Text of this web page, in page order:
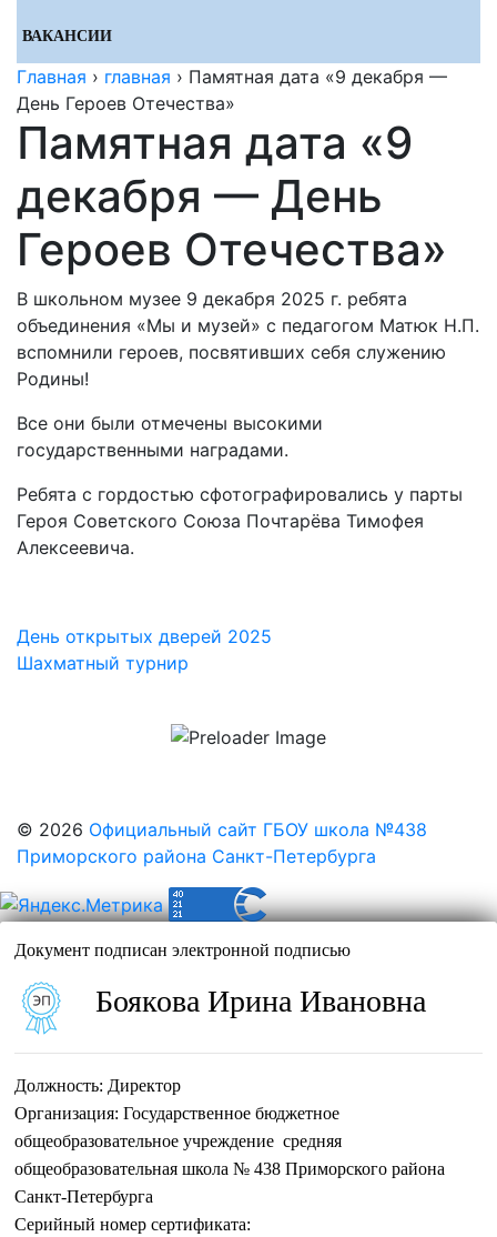
ВАКАНСИИ
Главная › главная › Памятная дата «9 декабря —
День Героев Отечества»
Памятная дата «9
декабря — День
Героев Отечества»
В школьном музее 9 декабря 2025 г. ребята
объединения «Мы и музей» с педагогом Матюк Н.П.
вспомнили героев, посвятивших себя служению
Родины!
Все они были отмечены высокими
государственными наградами.
Ребята с гордостью сфотографировались у парты
Героя Советского Союза Почтарёва Тимофея
Алексеевича.
Навигация
по
День открытых дверей 2025
Шахматный турнир
© 2026 Официальный сайт ГБОУ школа №438
Приморского района Санкт-Петербурга
Документ подписан электронной подписью
Боякова Ирина Ивановна
Должность: Директор
Организация: Государственное бюджетное
общеобразовательное учреждение средняя
общеобразовательная школа № 438 Приморского района
Санкт-Петербурга
Серийный номер сертификата: